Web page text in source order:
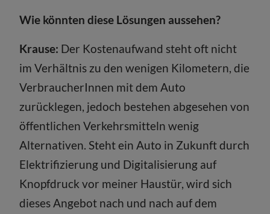
Wie könnten diese Lösungen aussehen?
Krause: Der Kostenaufwand steht oft nicht
im Verhältnis zu den wenigen Kilometern, die
VerbraucherInnen mit dem Auto
zurücklegen, jedoch bestehen abgesehen von
öffentlichen Verkehrsmitteln wenig
Alternativen. Steht ein Auto in Zukunft durch
Elektrifizierung und Digitalisierung auf
Knopfdruck vor meiner Haustür, wird sich
dieses Angebot nach und nach auf dem